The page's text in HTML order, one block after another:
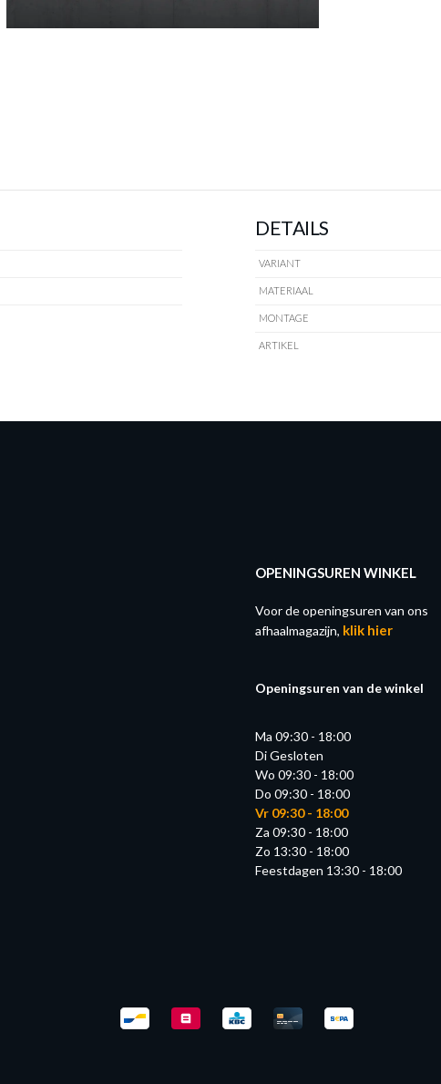
DETAILS
VARIANT
MATERIAAL
MONTAGE
ARTIKEL
OPENINGSUREN WINKEL
Voor de openingsuren van ons
afhaalmagazijn, klik hier
Openingsuren van de winkel
Ma 09:30 - 18:00
Di Gesloten
Wo 09:30 - 18:00
Do 09:30 - 18:00
Vr 09:30 - 18:00
Za 09:30 - 18:00
Zo 13:30 - 18:00
Feestdagen 13:30 - 18:00